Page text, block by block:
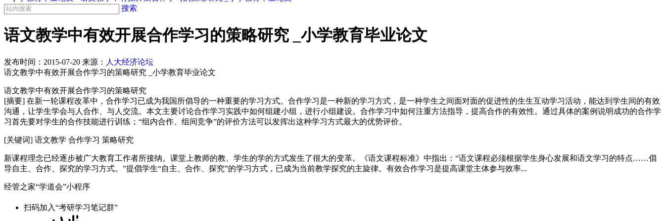
搜索
语文教学中有效开展合作学习的策略研究 _小学教育毕业论文
发布时间： 2015-07-20 来源： 人大经济论坛
语文教学中有效开展合作学习的策略研究 _小学教育毕业论文
语文教学中有效开展合作学习的策略研究
[摘要] 在新一轮课程改革中，合作学习已成为我国所倡导的一种重要的学习方式。合作学习是一种新的学习方式，是一种学生之间面对面的促进性的生生互动学习活动，能达到学生间的有效
沟通，让学生学会与人合作、与人交流。本文主要讨论合作学习实践中如何组建小组，进行小组建设。合作学习中如何注重方法指导，提高合作的有效性。通过具体的案例说明成功的合作学
习首先要对学生的合作技能进行训练；“组内合作、组间竞争”的评价方法可以发挥出这种学习方式最大的优势评价。
[关键词] 语文教学 合作学习 策略研究
新课程理念已经逐步被广大教育工作者所接纳。课堂上教师的教、学生的学的方式发生了很大的变革。《语文课程标准》中指出：“语文课程必须根据学生身心发展和语文学习的特点……倡
导自主、合作、探究的学习方式。”提倡学生“自主、合作、探究”的学习方式，已成为当前教学探究的主旋律。有效合作学习是提高课堂主体参与效率...
经管之家“学道会”小程序
扫码加入“考研学习笔记群”